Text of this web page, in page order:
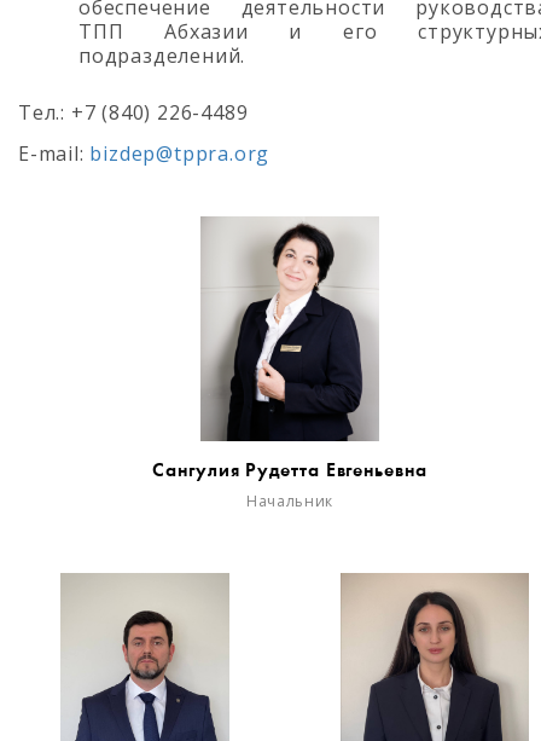
обеспечение деятельности
ТПП Абхазии и его
подразделений.
Тел.: +7 (840) 226-4489
E-mail: bizdep@tppra.org
Сангулия Рудетта Евгеньевна
Начальник